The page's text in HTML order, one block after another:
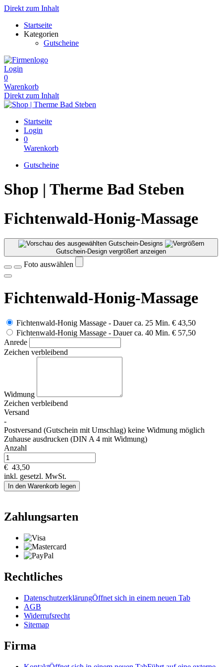
Direkt zum Inhalt
Startseite
Kategorien
Gutscheine
Login
0
Warenkorb
Direkt zum Inhalt
Startseite
Login
0
Warenkorb
Gutscheine
Shop | Therme Bad Steben
Fichtenwald-Honig-Massage
Gutschein-Design vergrößert anzeigen
Foto auswählen
Fichtenwald-Honig-Massage
Fichtenwald-Honig Massage - Dauer ca. 25 Min. € 43,50
Fichtenwald-Honig Massage - Dauer ca. 40 Min. € 57,50
Anrede
Zeichen verbleibend
Widmung
Zeichen verbleibend
Versand
-
Postversand (Gutschein mit Umschlag) keine Widmung möglich
Zuhause ausdrucken (DIN A 4 mit Widmung)
Anzahl
€ 43,50
inkl. gesetzl. MwSt.
In den Warenkorb legen
Zahlungsarten
Rechtliches
DatenschutzerklärungÖffnet sich in einem neuen Tab
AGB
Widerrufsrecht
Sitemap
Firma